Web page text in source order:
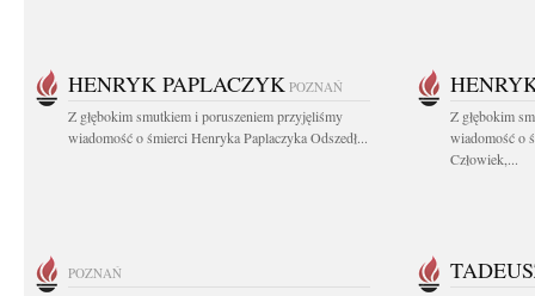
HENRYK PAPLACZYK POZNAŃ
Z głębokim smutkiem i poruszeniem przyjęliśmy
wiadomość o śmierci Henryka Paplaczyka Odszedł...
Z głębokim
wiadomość o
Człowiek,...
POZNAŃ